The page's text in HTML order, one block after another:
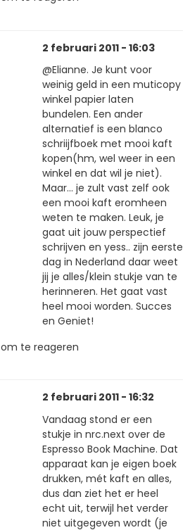
2 februari 2011 - 16:03
@Elianne. Je kunt voor
weinig geld in een muticopy
winkel papier laten
bundelen. Een ander
alternatief is een blanco
schriijfboek met mooi kaft
kopen(hm, wel weer in een
winkel en dat wil je niet).
Maar... je zult vast zelf ook
een mooi kaft eromheen
weten te maken. Leuk, je
gaat uit jouw perspectief
schrijven en yess.. zijn eerste
dag in Nederland daar weet
jij je alles/klein stukje van te
herinneren. Het gaat vast
heel mooi worden. Succes
en Geniet!
om te reageren
2 februari 2011 - 16:32
Vandaag stond er een
stukje in nrc.next over de
Espresso Book Machine. Dat
apparaat kan je eigen boek
drukken, mét kaft en alles,
dus dan ziet het er heel
echt uit, terwijl het verder
niet uitgegeven wordt (je